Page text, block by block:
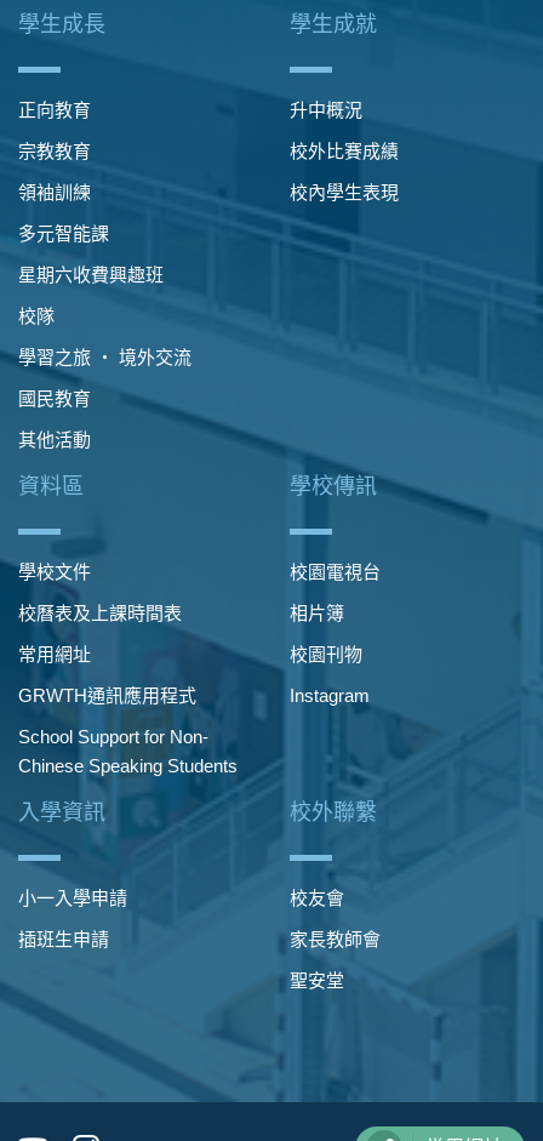
學生成長
正向教育
宗教教育
領袖訓練
多元智能課
星期六收費興趣班
校隊
學習之旅 ‧ 境外交流
國民教育
其他活動
學生成就
升中概況
校外比賽成績
校內學生表現
資料區
學校文件
校曆表及上課時間表
常用網址
GRWTH通訊應用程式
School Support for Non-
Chinese Speaking Students
學校傳訊
校園電視台
相片簿
校園刊物
Instagram
入學資訊
小一入學申請
插班生申請
校外聯繫
校友會
家長教師會
聖安堂